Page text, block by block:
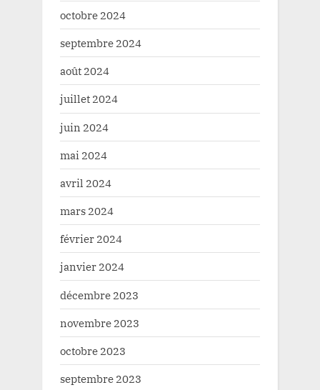
octobre 2024
septembre 2024
août 2024
juillet 2024
juin 2024
mai 2024
avril 2024
mars 2024
février 2024
janvier 2024
décembre 2023
novembre 2023
octobre 2023
septembre 2023